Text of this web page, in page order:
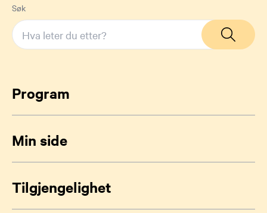
Søk
Program
Min side
Tilgjengelighet